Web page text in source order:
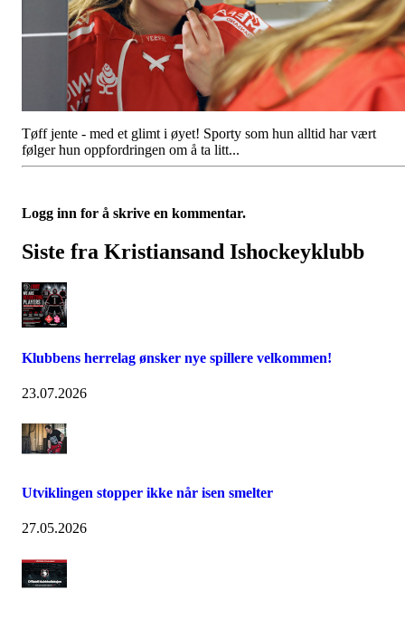
Tøff jente - med et glimt i øyet! Sporty som hun alltid har vært
følger hun oppfordringen om å ta litt...
Logg inn for å skrive en kommentar.
Siste fra Kristiansand Ishockeyklubb
Klubbens herrelag ønsker nye spillere velkommen!
23.07.2026
Utviklingen stopper ikke når isen smelter
27.05.2026